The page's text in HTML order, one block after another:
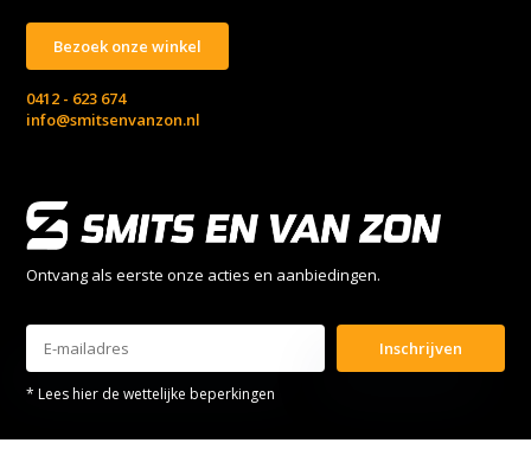
Bezoek onze winkel
0412 - 623 674
info@smitsenvanzon.nl
Ontvang als eerste onze acties en aanbiedingen.
Inschrijven
* Lees hier de wettelijke beperkingen